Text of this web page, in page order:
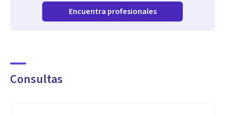
Encuentra profesionales
Consultas